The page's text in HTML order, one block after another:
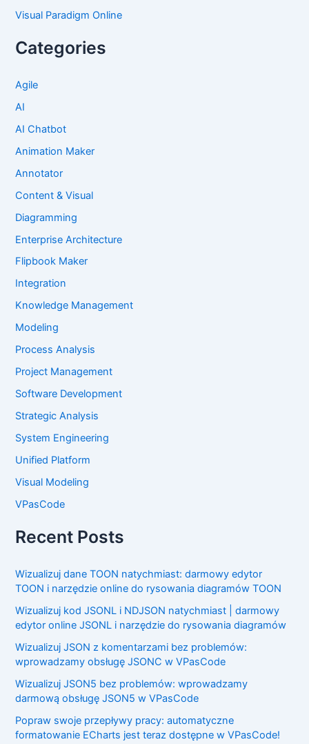
Visual Paradigm Online
Categories
Agile
AI
AI Chatbot
Animation Maker
Annotator
Content & Visual
Diagramming
Enterprise Architecture
Flipbook Maker
Integration
Knowledge Management
Modeling
Process Analysis
Project Management
Software Development
Strategic Analysis
System Engineering
Unified Platform
Visual Modeling
VPasCode
Recent Posts
Wizualizuj dane TOON natychmiast: darmowy edytor
TOON i narzędzie online do rysowania diagramów TOON
Wizualizuj kod JSONL i NDJSON natychmiast | darmowy
edytor online JSONL i narzędzie do rysowania diagramów
Wizualizuj JSON z komentarzami bez problemów:
wprowadzamy obsługę JSONC w VPasCode
Wizualizuj JSON5 bez problemów: wprowadzamy
darmową obsługę JSON5 w VPasCode
Popraw swoje przepływy pracy: automatyczne
formatowanie ECharts jest teraz dostępne w VPasCode!